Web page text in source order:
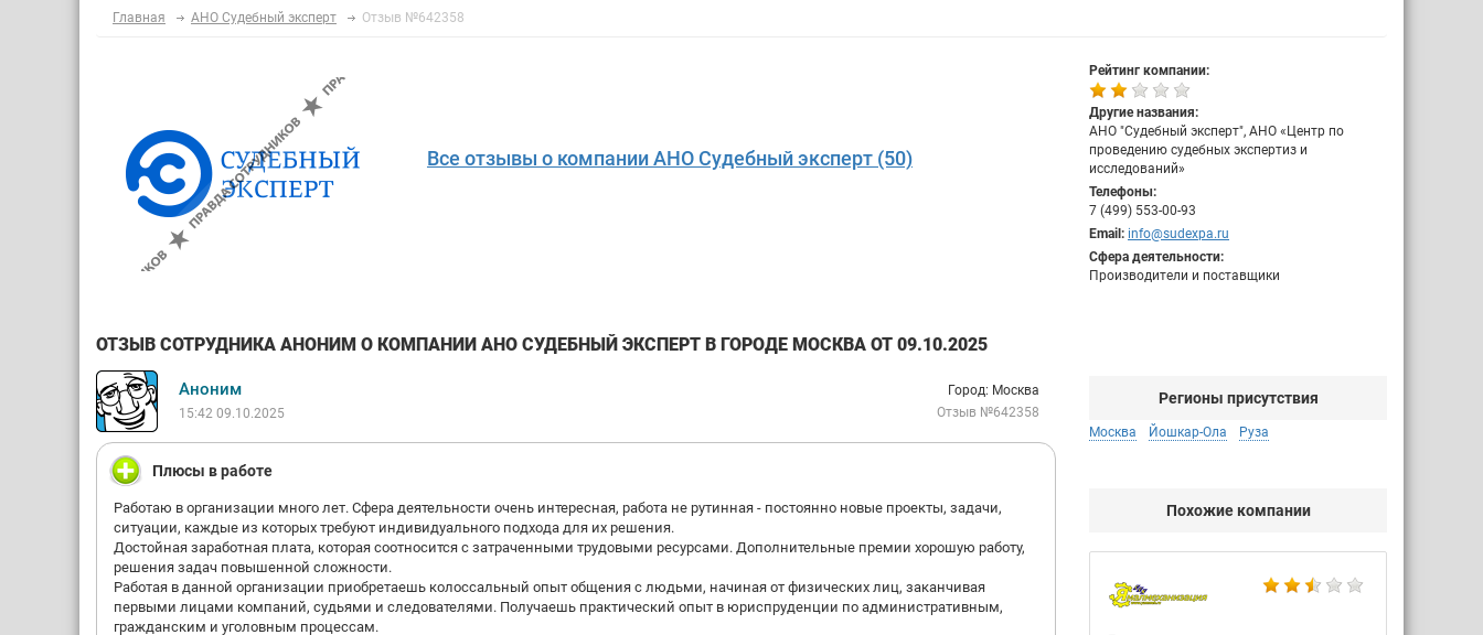
Главная АНО Судебный эксперт Отзыв №642358
Все отзывы о компании АНО Судебный эксперт (50)
Рейтинг компании:
Другие названия:
АНО "Судебный эксперт", АНО «Центр по
проведению судебных экспертиз и
исследований»
Телефоны:
7 (499) 553-00-93
Email: info@sudexpa.ru
Сфера деятельности:
Производители и поставщики
ОТЗЫВ СОТРУДНИКА АНОНИМ О КОМПАНИИ АНО СУДЕБНЫЙ ЭКСПЕРТ В ГОРОДЕ МОСКВА ОТ 09.10.2025
Аноним
15:42 09.10.2025
Город: Москва
Отзыв №642358
Плюсы в работе
Работаю в организации много лет. Сфера деятельности очень интересная, работа не рутинная - постоянно новые проекты, задачи,
ситуации, каждые из которых требуют индивидуального подхода для их решения.
Достойная заработная плата, которая соотносится с затраченными трудовыми ресурсами. Дополнительные премии хорошую работу,
решения задач повышенной сложности.
Работая в данной организации приобретаешь колоссальный опыт общения с людьми, начиная от физических лиц, заканчивая
первыми лицами компаний, судьями и следователями. Получаешь практический опыт в юриспруденции по административным,
гражданским и уголовным процессам.
Регионы присутствия
Москва Йошкар-Ола Руза
Похожие компании